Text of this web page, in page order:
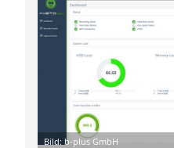
Bild: b-plus GmbH